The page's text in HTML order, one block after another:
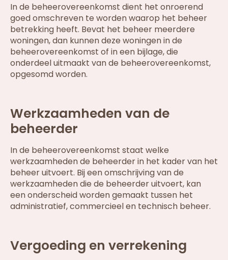
In de beheerovereenkomst dient het onroerend
goed omschreven te worden waarop het beheer
betrekking heeft. Bevat het beheer meerdere
woningen, dan kunnen deze woningen in de
beheerovereenkomst of in een bijlage, die
onderdeel uitmaakt van de beheerovereenkomst,
opgesomd worden.
Werkzaamheden van de
beheerder
In de beheerovereenkomst staat welke
werkzaamheden de beheerder in het kader van het
beheer uitvoert. Bij een omschrijving van de
werkzaamheden die de beheerder uitvoert, kan
een onderscheid worden gemaakt tussen het
administratief, commercieel en technisch beheer.
Vergoeding en verrekening